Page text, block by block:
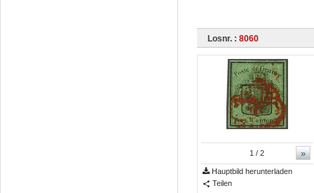
Losnr. : 8060
»
1 / 2
Hauptbild herunterladen
Teilen